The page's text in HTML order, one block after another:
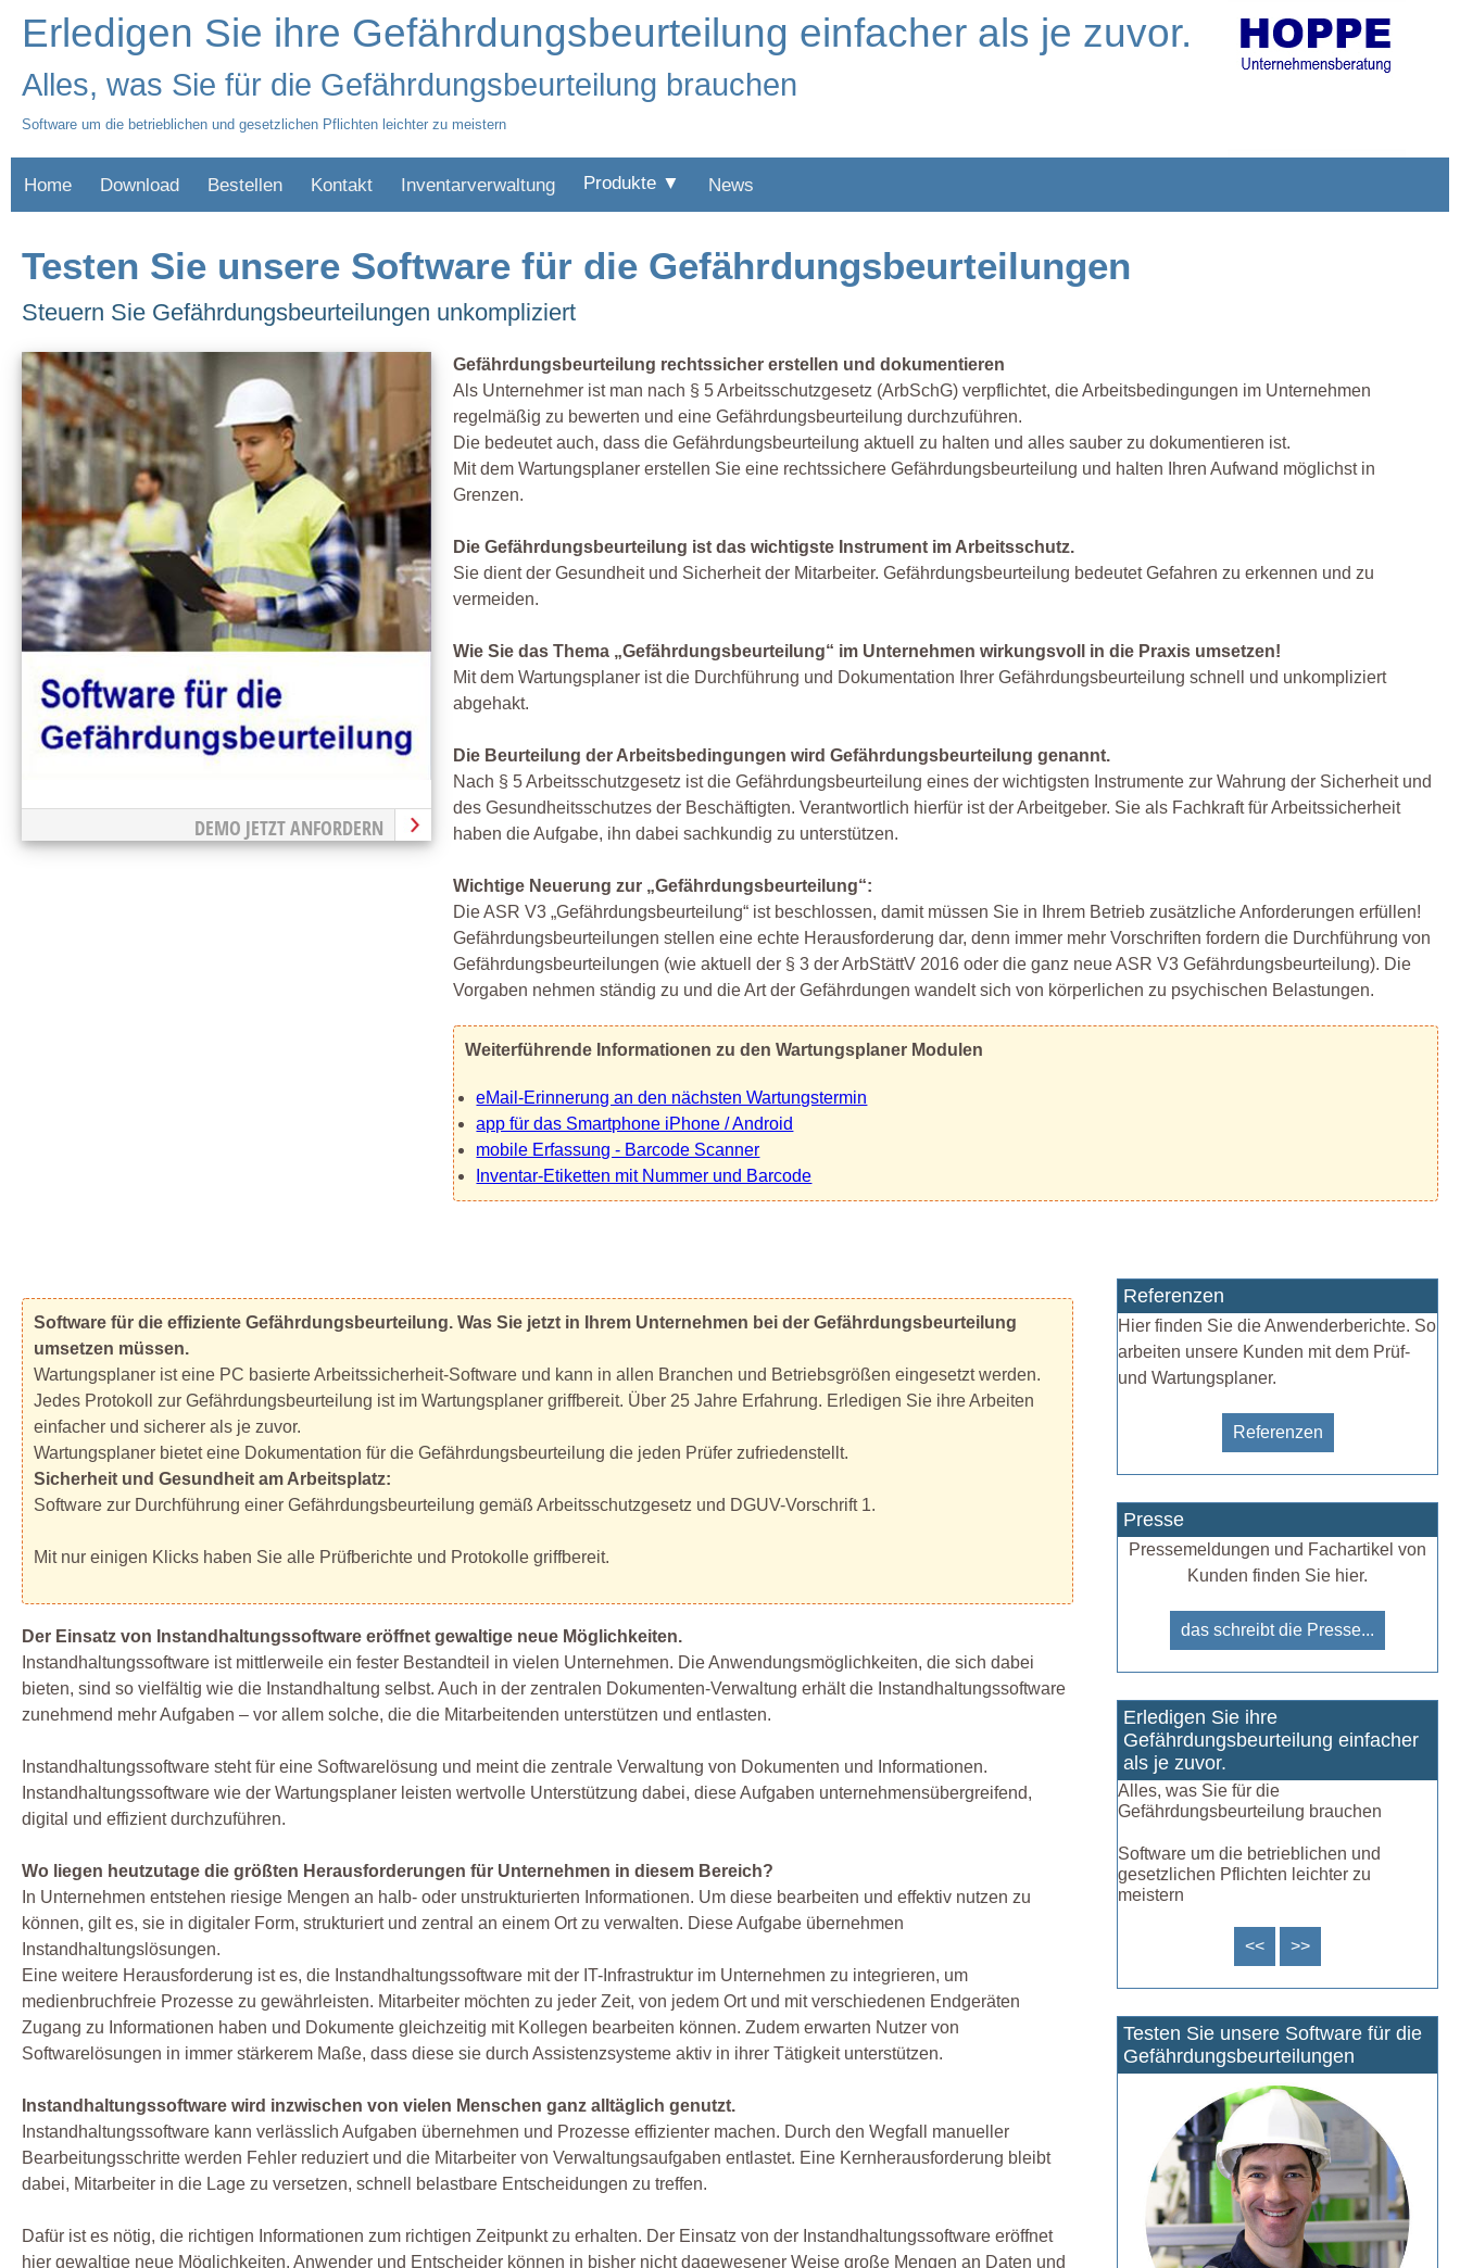
Erledigen Sie ihre Gefährdungsbeurteilung einfacher als je zuvor.
Alles, was Sie für die Gefährdungsbeurteilung brauchen
Software um die betrieblichen und gesetzlichen Pflichten leichter zu meistern
Home Download Bestellen Kontakt Inventarverwaltung Produkte ▼ News
Testen Sie unsere Software für die Gefährdungsbeurteilungen
Steuern Sie Gefährdungsbeurteilungen unkompliziert
DEMO JETZT ANFORDERN
Gefährdungsbeurteilung rechtssicher erstellen und dokumentieren
Als Unternehmer ist man nach § 5 Arbeitsschutzgesetz (ArbSchG) verpflichtet, die Arbeitsbedingungen im Unternehmen
regelmäßig zu bewerten und eine Gefährdungsbeurteilung durchzuführen.
Die bedeutet auch, dass die Gefährdungsbeurteilung aktuell zu halten und alles sauber zu dokumentieren ist.
Mit dem Wartungsplaner erstellen Sie eine rechtssichere Gefährdungsbeurteilung und halten Ihren Aufwand möglichst in
Grenzen.
Die Gefährdungsbeurteilung ist das wichtigste Instrument im Arbeitsschutz.
Sie dient der Gesundheit und Sicherheit der Mitarbeiter. Gefährdungsbeurteilung bedeutet Gefahren zu erkennen und zu
vermeiden.
Wie Sie das Thema „Gefährdungsbeurteilung“ im Unternehmen wirkungsvoll in die Praxis umsetzen!
Mit dem Wartungsplaner ist die Durchführung und Dokumentation Ihrer Gefährdungsbeurteilung schnell und unkompliziert
abgehakt.
Die Beurteilung der Arbeitsbedingungen wird Gefährdungsbeurteilung genannt.
Nach § 5 Arbeitsschutzgesetz ist die Gefährdungsbeurteilung eines der wichtigsten Instrumente zur Wahrung der Sicherheit und
des Gesundheitsschutzes der Beschäftigten. Verantwortlich hierfür ist der Arbeitgeber. Sie als Fachkraft für Arbeitssicherheit
haben die Aufgabe, ihn dabei sachkundig zu unterstützen.
Wichtige Neuerung zur „Gefährdungsbeurteilung“:
Die ASR V3 „Gefährdungsbeurteilung“ ist beschlossen, damit müssen Sie in Ihrem Betrieb zusätzliche Anforderungen erfüllen!
Gefährdungsbeurteilungen stellen eine echte Herausforderung dar, denn immer mehr Vorschriften fordern die Durchführung von
Gefährdungsbeurteilungen (wie aktuell der § 3 der ArbStättV 2016 oder die ganz neue ASR V3 Gefährdungsbeurteilung). Die
Vorgaben nehmen ständig zu und die Art der Gefährdungen wandelt sich von körperlichen zu psychischen Belastungen.
Weiterführende Informationen zu den Wartungsplaner Modulen
eMail-Erinnerung an den nächsten Wartungstermin
app für das Smartphone iPhone / Android
mobile Erfassung - Barcode Scanner
Inventar-Etiketten mit Nummer und Barcode
Software für die effiziente Gefährdungsbeurteilung. Was Sie jetzt in Ihrem Unternehmen bei der Gefährdungsbeurteilung
umsetzen müssen.
Wartungsplaner ist eine PC basierte Arbeitssicherheit-Software und kann in allen Branchen und Betriebsgrößen eingesetzt werden.
Jedes Protokoll zur Gefährdungsbeurteilung ist im Wartungsplaner griffbereit. Über 25 Jahre Erfahrung. Erledigen Sie ihre Arbeiten
einfacher und sicherer als je zuvor.
Wartungsplaner bietet eine Dokumentation für die Gefährdungsbeurteilung die jeden Prüfer zufriedenstellt.
Sicherheit und Gesundheit am Arbeitsplatz:
Software zur Durchführung einer Gefährdungsbeurteilung gemäß Arbeitsschutzgesetz und DGUV-Vorschrift 1.
Mit nur einigen Klicks haben Sie alle Prüfberichte und Protokolle griffbereit.
Der Einsatz von Instandhaltungssoftware eröffnet gewaltige neue Möglichkeiten.
Instandhaltungssoftware ist mittlerweile ein fester Bestandteil in vielen Unternehmen. Die Anwendungsmöglichkeiten, die sich dabei
bieten, sind so vielfältig wie die Instandhaltung selbst. Auch in der zentralen Dokumenten-Verwaltung erhält die Instandhaltungssoftware
zunehmend mehr Aufgaben – vor allem solche, die die Mitarbeitenden unterstützen und entlasten.
Instandhaltungssoftware steht für eine Softwarelösung und meint die zentrale Verwaltung von Dokumenten und Informationen.
Instandhaltungssoftware wie der Wartungsplaner leisten wertvolle Unterstützung dabei, diese Aufgaben unternehmensübergreifend,
digital und effizient durchzuführen.
Wo liegen heutzutage die größten Herausforderungen für Unternehmen in diesem Bereich?
In Unternehmen entstehen riesige Mengen an halb- oder unstrukturierten Informationen. Um diese bearbeiten und effektiv nutzen zu
können, gilt es, sie in digitaler Form, strukturiert und zentral an einem Ort zu verwalten. Diese Aufgabe übernehmen
Instandhaltungslösungen.
Eine weitere Herausforderung ist es, die Instandhaltungssoftware mit der IT-Infrastruktur im Unternehmen zu integrieren, um
medienbruchfreie Prozesse zu gewährleisten. Mitarbeiter möchten zu jeder Zeit, von jedem Ort und mit verschiedenen Endgeräten
Zugang zu Informationen haben und Dokumente gleichzeitig mit Kollegen bearbeiten können. Zudem erwarten Nutzer von
Softwarelösungen in immer stärkerem Maße, dass diese sie durch Assistenzsysteme aktiv in ihrer Tätigkeit unterstützen.
Instandhaltungssoftware wird inzwischen von vielen Menschen ganz alltäglich genutzt.
Instandhaltungssoftware kann verlässlich Aufgaben übernehmen und Prozesse effizienter machen. Durch den Wegfall manueller
Bearbeitungsschritte werden Fehler reduziert und die Mitarbeiter von Verwaltungsaufgaben entlastet. Eine Kernherausforderung bleibt
dabei, Mitarbeiter in die Lage zu versetzen, schnell belastbare Entscheidungen zu treffen.
Dafür ist es nötig, die richtigen Informationen zum richtigen Zeitpunkt zu erhalten. Der Einsatz von der Instandhaltungssoftware eröffnet
hier gewaltige neue Möglichkeiten. Anwender und Entscheider können in bisher nicht dagewesener Weise große Mengen an Daten und
Referenzen
Hier finden Sie die Anwenderberichte. So
arbeiten unsere Kunden mit dem Prüf-
und Wartungsplaner.
Referenzen
Presse
Pressemeldungen und Fachartikel von
Kunden finden Sie hier.
das schreibt die Presse...
Erledigen Sie ihre
Gefährdungsbeurteilung einfacher
als je zuvor.
Alles, was Sie für die
Gefährdungsbeurteilung brauchen
Software um die betrieblichen und
gesetzlichen Pflichten leichter zu
meistern
<< >>
Testen Sie unsere Software für die
Gefährdungsbeurteilungen